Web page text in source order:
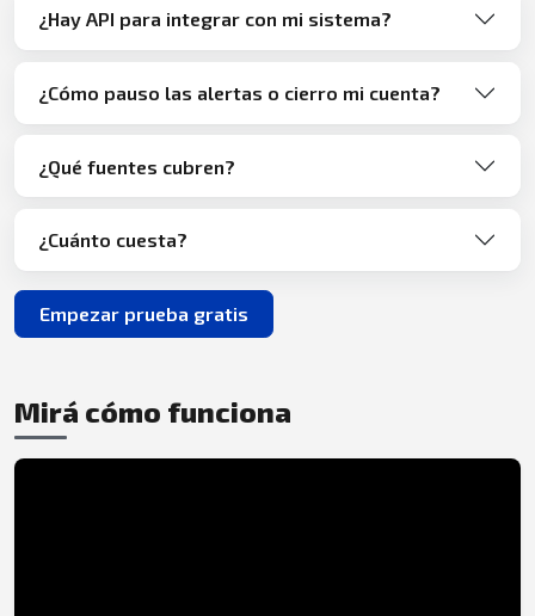
¿Hay API para integrar con mi sistema?
¿Cómo pauso las alertas o cierro mi cuenta?
¿Qué fuentes cubren?
¿Cuánto cuesta?
Empezar prueba gratis
Mirá cómo funciona